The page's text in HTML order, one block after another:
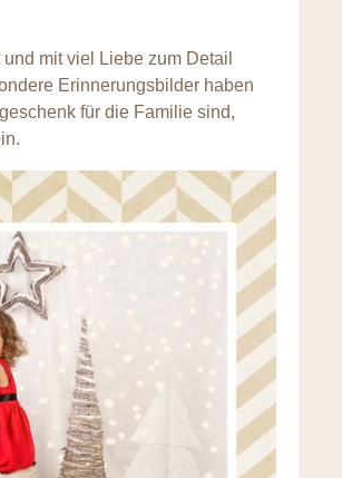
mit viel Liebe zum Detail
Erinnerungsbilder haben
für die Familie sind,